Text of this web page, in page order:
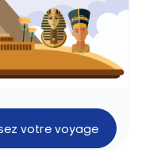
votre voyage